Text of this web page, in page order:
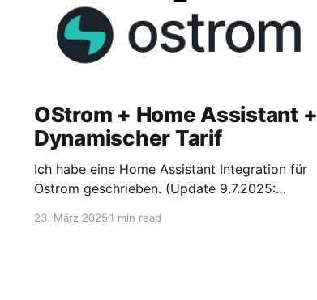
OStrom + Home Assistant +
Dynamischer Tarif
Ich habe eine Home Assistant Integration für
Ostrom geschrieben. (Update 9.7.2025:
apexcharts)
23. März 20251 min read